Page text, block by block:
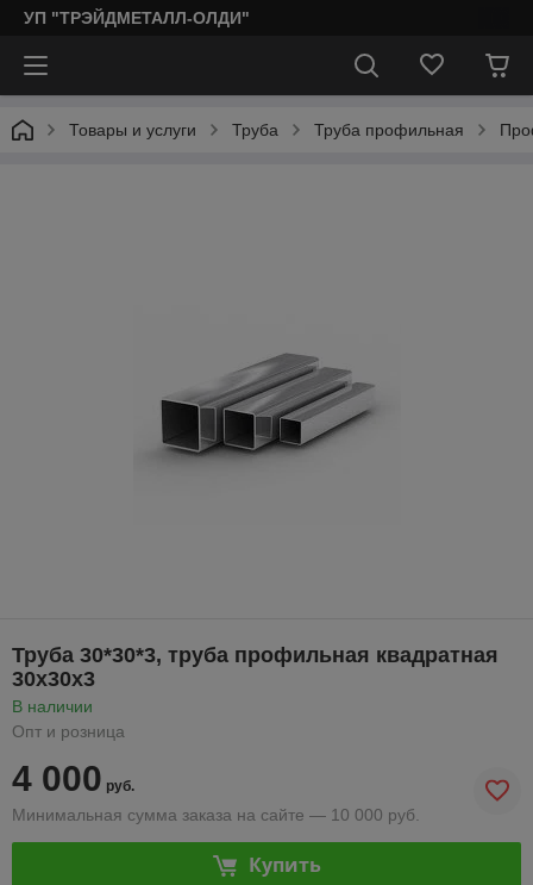
УП "ТРЭЙДМЕТАЛЛ-ОЛДИ"
Товары и услуги Труба Труба профильная
Труба 30*30*3, труба профильная квадратная
30х30х3
В наличии
Опт и розница
4 000 руб.
Минимальная сумма заказа на сайте — 10 000 руб.
Купить